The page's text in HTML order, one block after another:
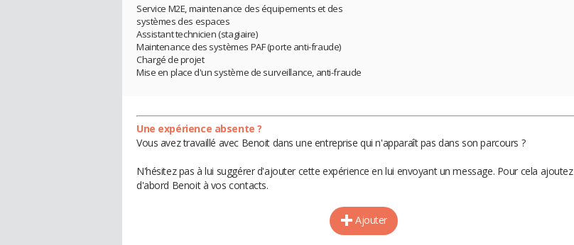
Service M2E, maintenance des équipements et des
systèmes des espaces
Assistant technicien (stagiaire)
Maintenance des systèmes PAF (porte anti-fraude)
Chargé de projet
Mise en place d'un système de surveillance, anti-fraude
Une expérience absente ?
Vous avez travaillé avec Benoit dans une entreprise qui n'apparaît pas dans son parcours ?
N'hésitez pas à lui suggérer d'ajouter cette expérience en lui envoyant un message. Pour cela ajoutez
d'abord Benoit à vos contacts.
Ajouter